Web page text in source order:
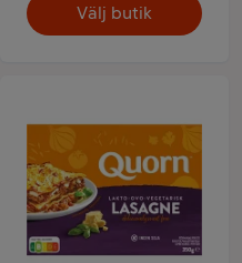
Välj butik